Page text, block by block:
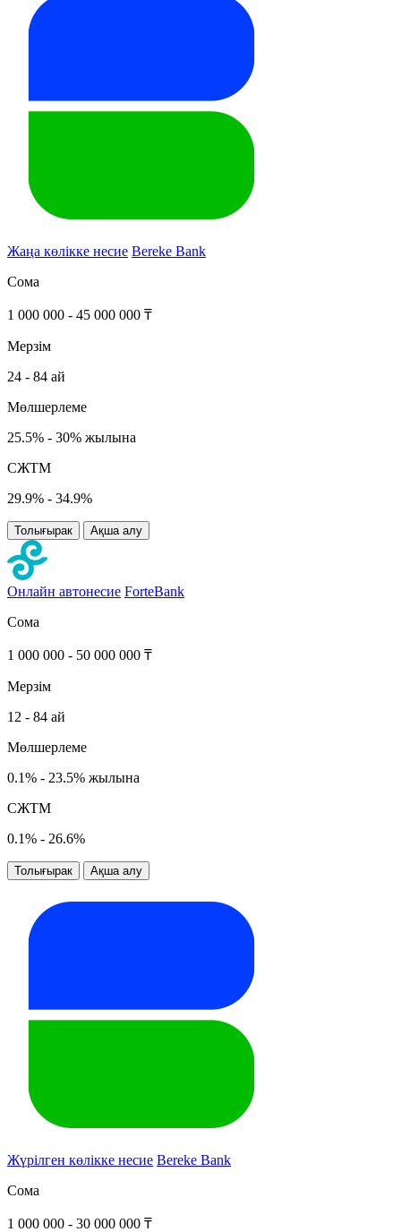
Жаңа көлікке несие Bereke Bank
Сома
1 000 000 - 45 000 000 ₸
Мерзім
24 - 84 ай
Мөлшерлеме
25.5% - 30% жылына
СЖТМ
29.9% - 34.9%
Толығырак Ақша алу
Онлайн автонесие ForteBank
Сома
1 000 000 - 50 000 000 ₸
Мерзім
12 - 84 ай
Мөлшерлеме
0.1% - 23.5% жылына
СЖТМ
0.1% - 26.6%
Толығырак Ақша алу
Жүрілген көлікке несие Bereke Bank
Сома
1 000 000 - 30 000 000 ₸